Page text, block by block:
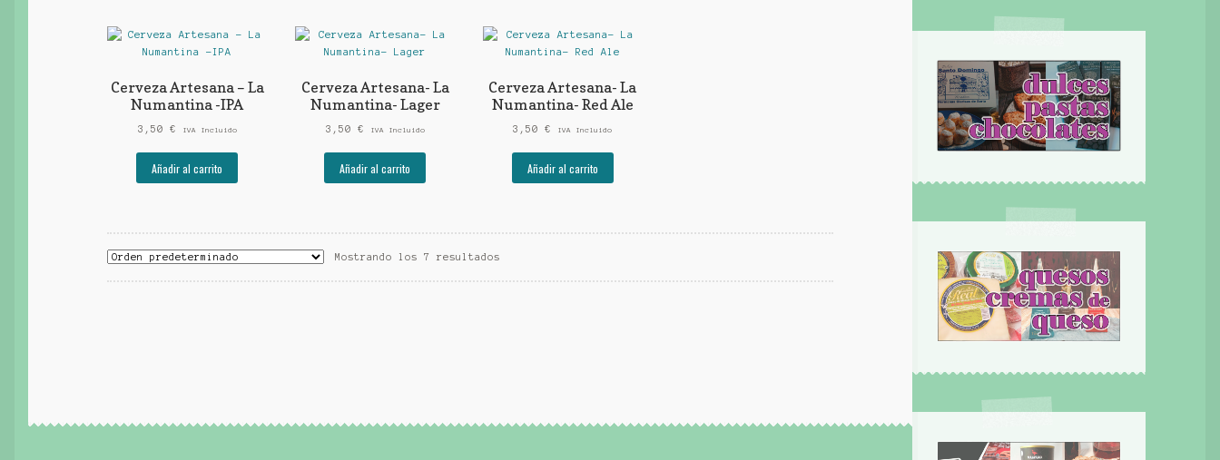
Cerveza Artesana – La
Numantina -IPA
3,50 € IVA Incluido
Añadir al carrito
Cerveza Artesana- La
Numantina- Lager
3,50 € IVA Incluido
Añadir al carrito
Cerveza Artesana- La
Numantina- Red Ale
3,50€ IVA Incluido
Añadir al carrito
Mostrando los 7 resultados